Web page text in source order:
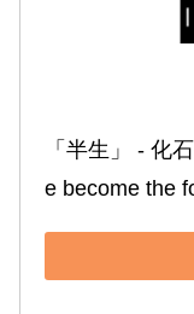
「半生」 ‐ 化
e become the